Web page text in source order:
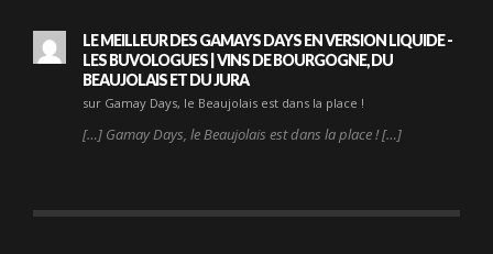
LE MEILLEUR DES GAMAYS DAYS EN VERSION LIQUIDE -
LES BUVOLOGUES | VINS DE BOURGOGNE, DU
BEAUJOLAIS ET DU JURA
sur Gamay Days, le Beaujolais est dans la place !
[…] Gamay Days, le Beaujolais est dans la place ! […]